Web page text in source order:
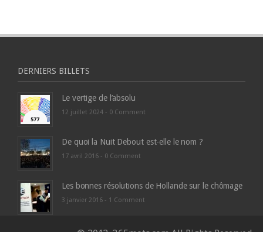
DERNIERS BILLETS
Le vertige de l’absolu
12 juillet 2024 - 0 Comment
De quoi la Nuit Debout est-elle le nom ?
17 avril 2016 - 0 Comment
Les bonnes résolutions de Hollande sur le chômage
3 janvier 2016 - 1 Comment